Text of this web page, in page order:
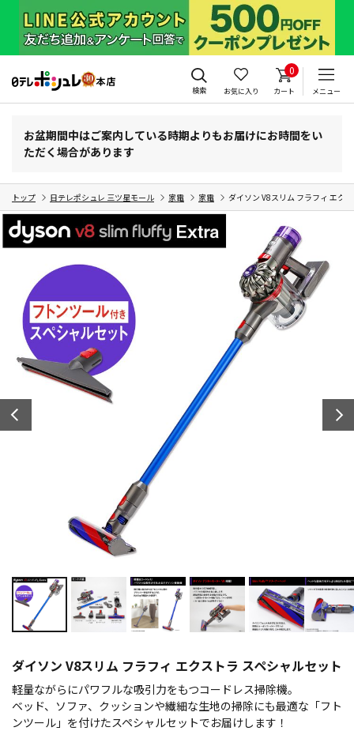
検索 お気に入り
0
カート メニュー
お盆期間中はご案内している時期よりもお届けにお時間をい
ただく場合があります
トップ 日テレポシュレ 三ツ星モール 家電 家電 ダイソン V8スリム フラフィ エク
ダイソン V8スリム フラフィ エクストラ スペシャルセット
軽量ながらにパワフルな吸引力をもつコードレス掃除機。
ベッド、ソファ、クッションや繊細な生地の掃除にも最適な「フト
ンツール」を付けたスペシャルセットでお届けします！